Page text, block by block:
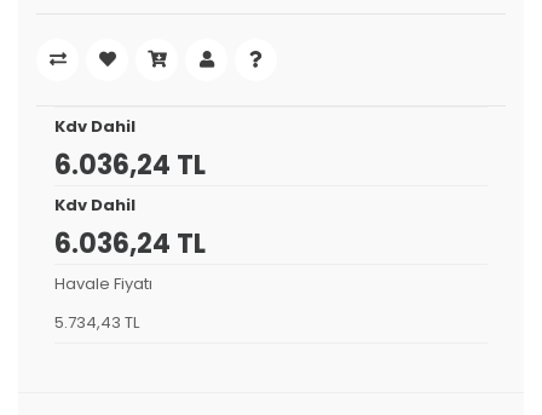
Kdv Dahil
6.036,24 TL
Kdv Dahil
6.036,24 TL
Havale Fiyatı
5.734,43 TL